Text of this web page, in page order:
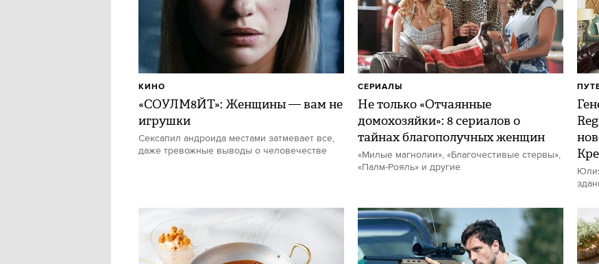
«СОУЛМ8ЙТ»: Женщины — вам не
игрушки
Сексапил андроида местами затмевает все,
даже тревожные выводы о человечестве
КИНО
Не только «Отчаянные
домохозяйки»: 8 сериалов о
тайнах благополучных женщин
«Милые магнолии», «Благочестивые стервы»,
«Палм-Рояль» и другие
СЕРИАЛЫ